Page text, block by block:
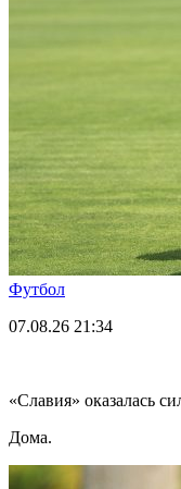
Футбол
07.08.26 21:34
«Славия» оказалась
Дома.